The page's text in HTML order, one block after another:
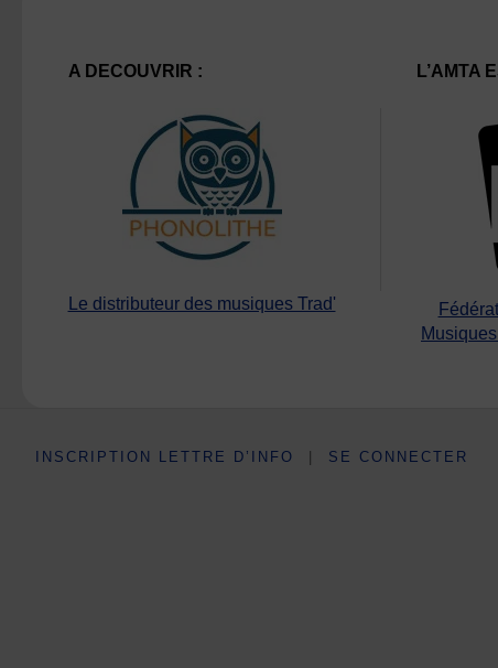
A DECOUVRIR :
Le distributeur des musiques Trad'
L’AMTA
INSCRIPTION LETTRE D’INFO SE CONNECTER